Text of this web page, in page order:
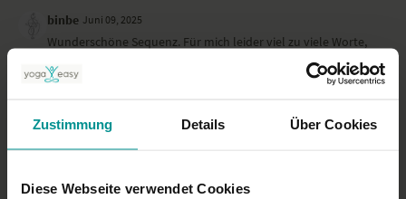
Zustimmung Details Über Cookies
Diese Webseite verwendet Cookies
binbe Juni 09, 2025
Wunderschöne Sequenz. Für mich leider viel zu viele Worte,
Bilder, Erklärungen. Die Infos hätten für mehrere Sessions
gereicht…. Kam leider überhaupt nicht in die Ruhe und
0
Schöne und harmonische Bewegungsabläufe, verständliche